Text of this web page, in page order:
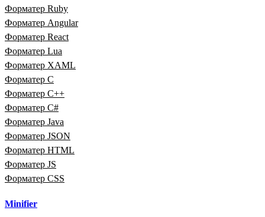
Форматер Ruby
Форматер Angular
Форматер React
Форматер Lua
Форматер XAML
Форматер C
Форматер C++
Форматер C#
Форматер Java
Форматер JSON
Форматер HTML
Форматер JS
Форматер CSS
Minifier